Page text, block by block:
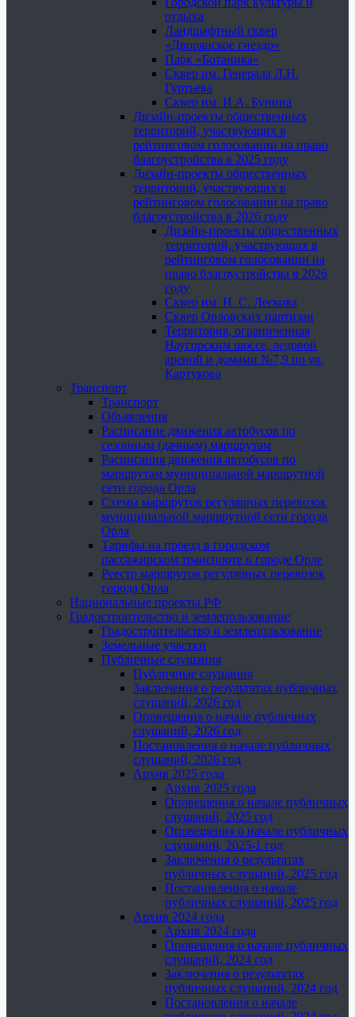
отдыха
Ландшафтный сквер
«Дворянское гнездо»
Парк «Ботаника»
Сквер им. Генерала Л.Н.
Гуртьева
Сквер им. И.А. Бунина
Дизайн-проекты общественных
территорий, участвующих в
рейтинговом голосовании на право
благоустройства в 2025 году
Дизайн-проекты общественных
территорий, участвующих в
рейтинговом голосовании на право
благоустройства в 2026 году
Дизайн-проекты общественных
территорий, участвующих в
рейтинговом голосовании на
право благоустройства в 2026
году
Сквер им. Н. С. Лескова
Сквер Орловских партизан
Территория, ограниченная
Наугорским шоссе, ледовой
ареной и домами №7,9 по ул.
Картукова
Транспорт
Транспорт
Объявления
Расписание движения автобусов по
сезонным (дачным) маршрутам
Расписания движения автобусов по
маршрутам муниципальной маршрутной
сети города Орла
Схемы маршрутов регулярных перевозок
муниципальной маршрутной сети города
Орла
Тарифы на проезд в городском
пассажирском транспорте в городе Орле
Реестр маршрутов регулярных перевозок
города Орла
Национальные проекты РФ
Градостроительство и землепользование
Градостроительство и землепользование
Земельные участки
Публичные слушания
Публичные слушания
Заключения о результатах публичных
слушаний, 2026 год
Оповещения о начале публичных
слушаний, 2026 год
Постановления о начале публичных
слушаний, 2026 год
Архив 2025 года
Архив 2025 года
Оповещения о начале публичных
слушаний, 2025 год
Оповещения о начале публичных
слушаний, 2025-1 год
Заключения о результатах
публичных слушаний, 2025 год
Постановления о начале
публичных слушаний, 2025 год
Архив 2024 года
Архив 2024 года
Оповещения о начале публичных
слушаний, 2024 год
Заключения о результатах
публичных слушаний, 2024 год
Постановления о начале